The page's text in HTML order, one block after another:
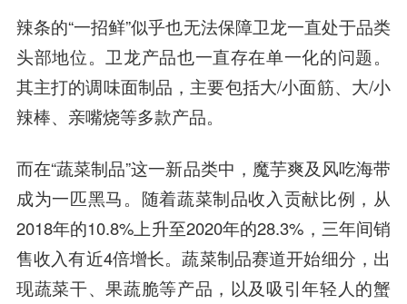
辣条的“一招鲜”似乎也无法保障卫龙一直处于品类
头部地位。卫龙产品也一直存在单一化的问题。
其主打的调味面制品，主要包括大/小面筋、大/小
辣棒、亲嘴烧等多款产品。
而在“蔬菜制品”这一新品类中，魔芋爽及风吃海带
成为一匹黑马。随着蔬菜制品收入贡献比例，从
2018年的10.8%上升至2020年的28.3%，三年间销
售收入有近4倍增长。蔬菜制品赛道开始细分，出
现蔬菜干、果蔬脆等产品，以及吸引年轻人的蟹